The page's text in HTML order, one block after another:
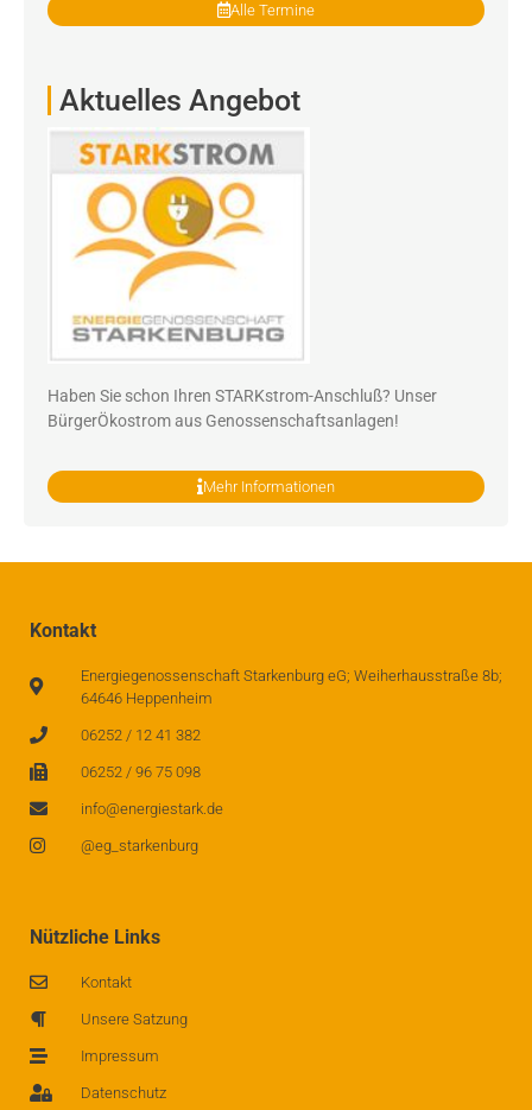
Alle Termine
Aktuelles Angebot
Haben Sie schon Ihren STARKstrom-Anschluß? Unser
BürgerÖkostrom aus Genossenschaftsanlagen!
Mehr Informationen
Kontakt
Energiegenossenschaft Starkenburg eG; Weiherhausstraße 8b;
64646 Heppenheim
06252 / 12 41 382
06252 / 96 75 098
info@energiestark.de
@eg_starkenburg
Nützliche Links
Kontakt
Unsere Satzung
Impressum
Datenschutz